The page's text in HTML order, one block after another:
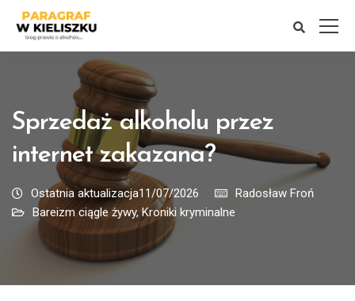
Sprzedaż alkoholu przez
internet zakazana?
Ostatnia aktualizacja11/07/2026
Radosław Froń
Bareizm ciągle żywy,Kroniki kryminalne